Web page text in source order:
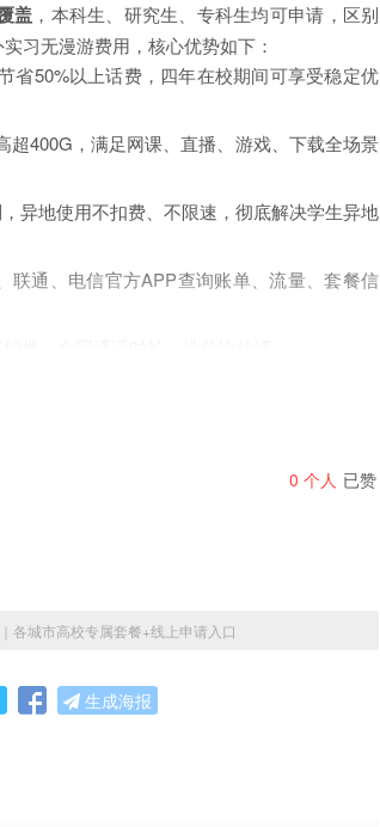
盖 ，本科生、研究生、专科生均可申请，区别
习无漫游费用，核心优势如下：
省50%以上话费，四年在校期间可享受稳定优
超400G，满足网课、直播、游戏、下载全场景
异地使用不扣费、不限速，彻底解决学生异地
联通、电信官方APP查询账单、流量、套餐信
券、全国通话时长，性价比拉满
校均可办理
北京理工大学、北京师范大学、中国政法大
0 个人 已赞
各城市高校专属套餐+线上申请入口
生成海报